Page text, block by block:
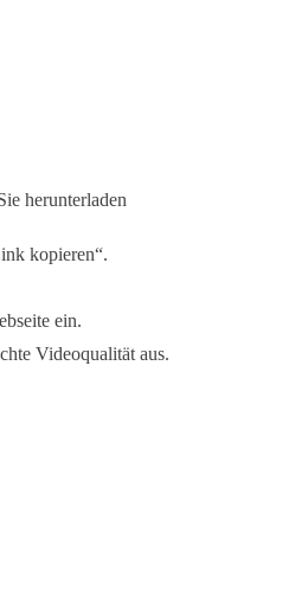
herunterladen
kopieren“.
ein.
Videoqualität aus.